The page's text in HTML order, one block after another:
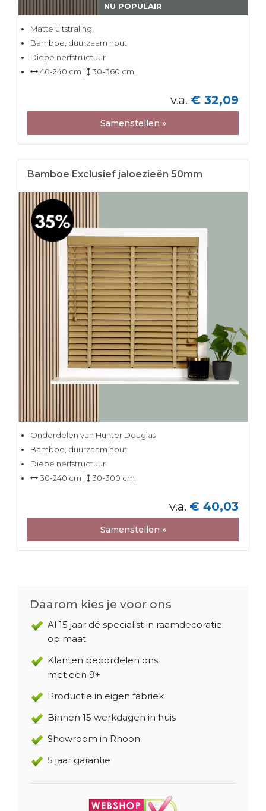
Daarom kies je voor ons
Al 15 jaar dé specialist in raamdecoratie
op maat
Klanten beoordelen ons
met een 9+
Productie in eigen fabriek
Binnen 15 werkdagen in huis
Showroom in Rhoon
5 jaar garantie
NU POPULAIR
Matte uitstraling
Bamboe, duurzaam hout
Diepe nerfstructuur
40-240 cm |
30-360 cm
v.a. € 32,09
Samenstellen »
Bamboe Exclusief jaloezieën 50mm
Onderdelen van Hunter Douglas
Bamboe, duurzaam hout
Diepe nerfstructuur
30-240 cm |
30-300 cm
v.a. € 40,03
Samenstellen »